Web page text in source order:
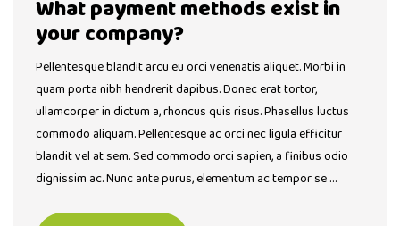
What payment methods exist in
your company?
Pellentesque blandit arcu eu orci venenatis aliquet. Morbi in
quam porta nibh hendrerit dapibus. Donec erat tortor,
ullamcorper in dictum a, rhoncus quis risus. Phasellus luctus
commodo aliquam. Pellentesque ac orci nec ligula efficitur
blandit vel at sem. Sed commodo orci sapien, a finibus odio
dignissim ac. Nunc ante purus, elementum ac tempor se …